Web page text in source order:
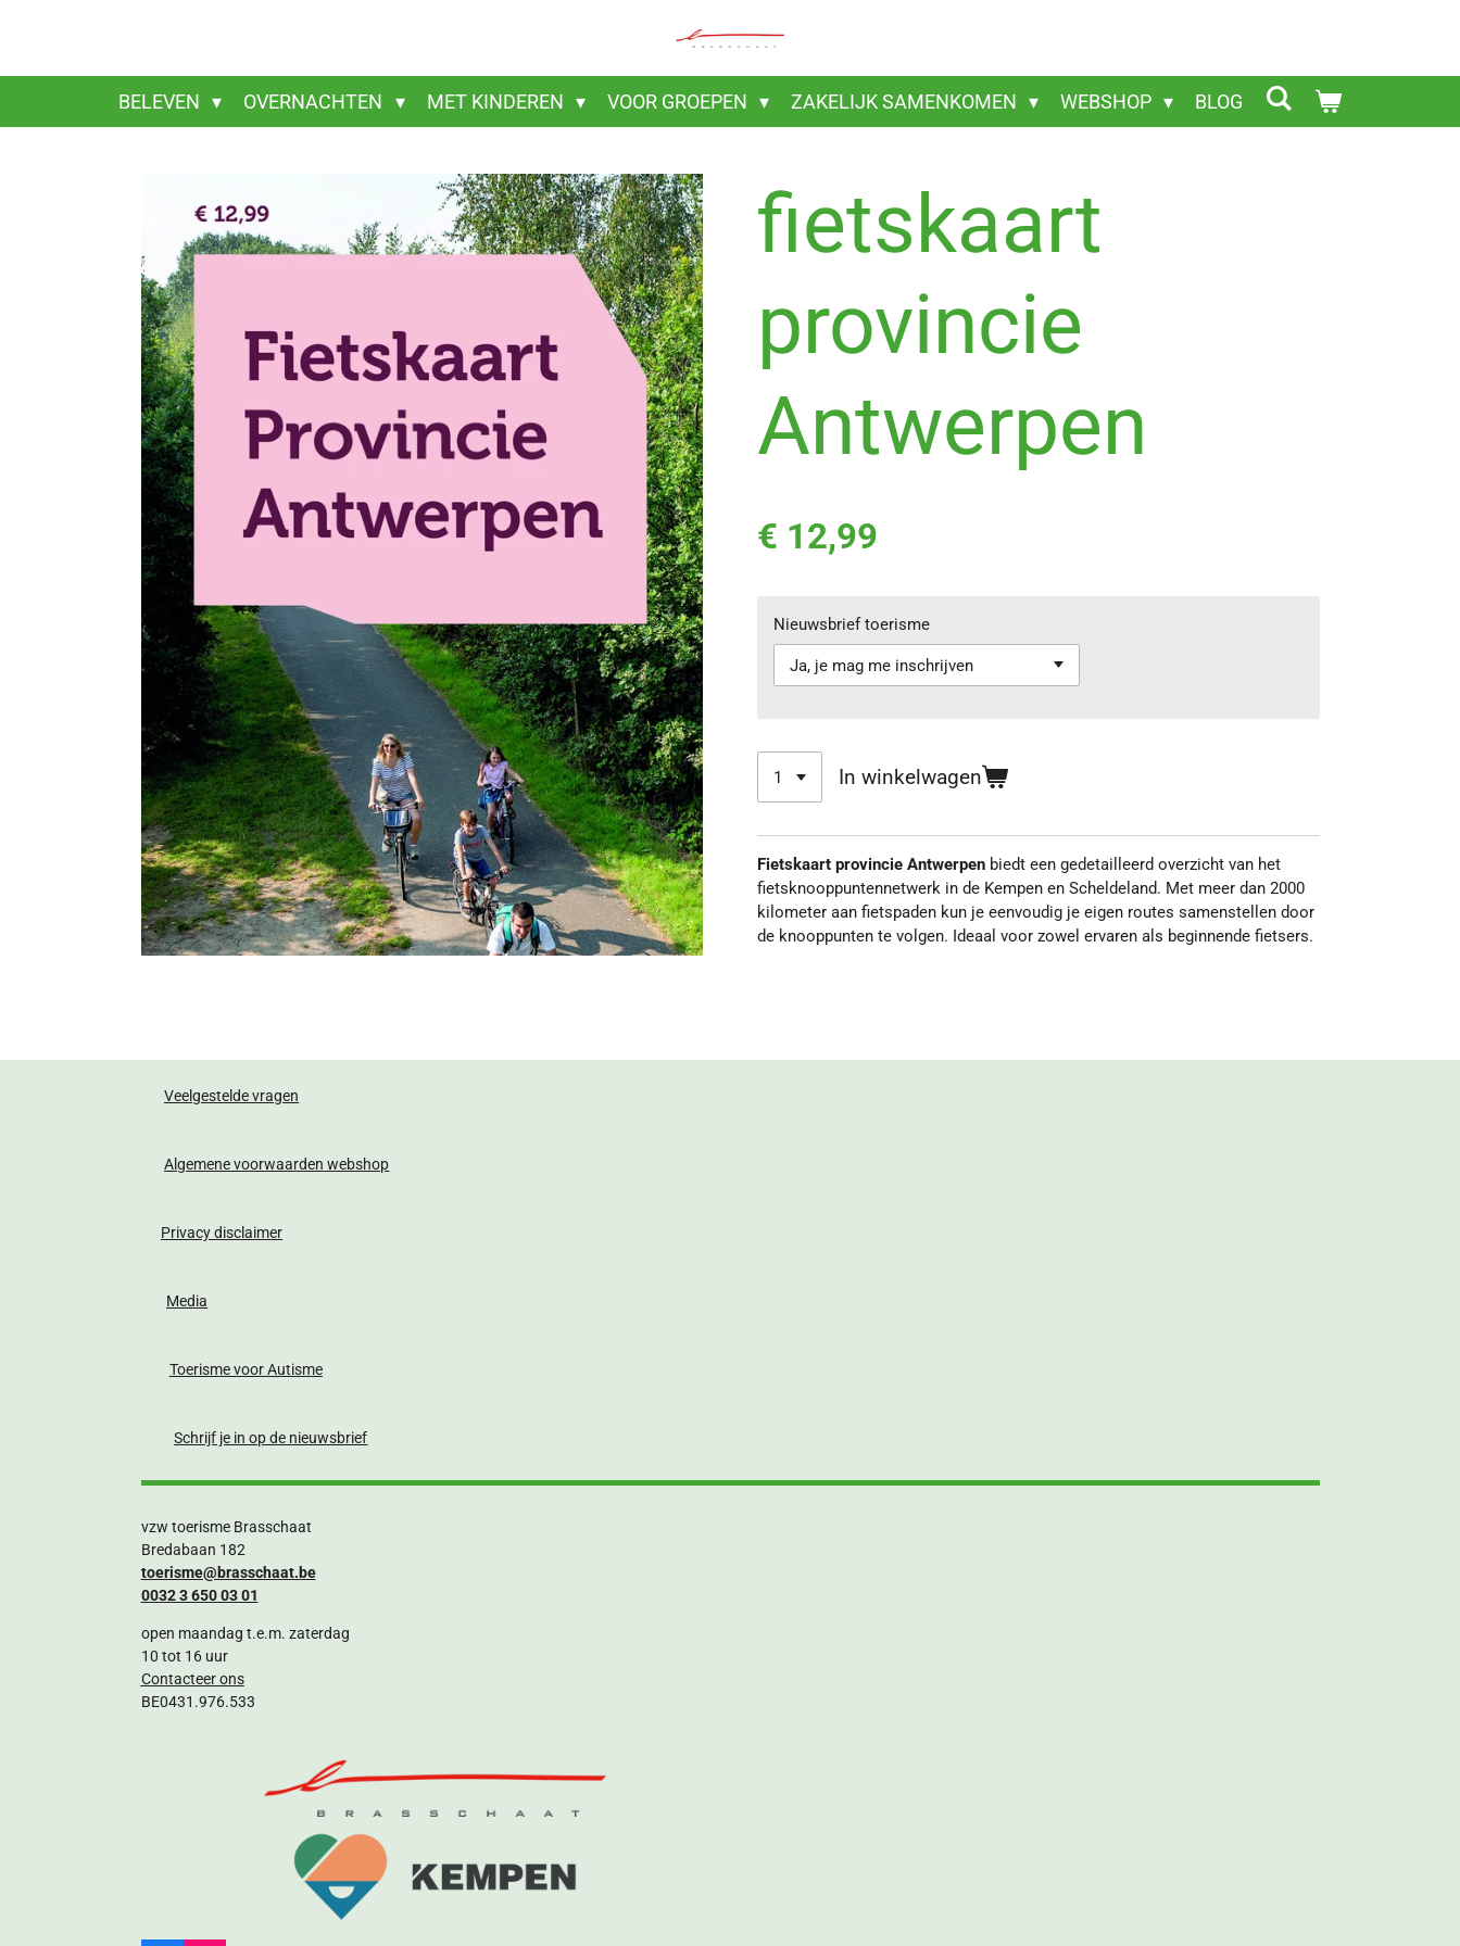
BELEVEN OVERNACHTEN MET KINDEREN VOOR GROEPEN ZAKELIJK SAMENKOMEN WEBSHOP BLOG
fietskaart
provincie
Antwerpen
€ 12,99
Nieuwsbrief toerisme
In winkelwagen
Fietskaart provincie Antwerpen biedt een gedetailleerd overzicht van het
fietsknooppuntennetwerk in de Kempen en Scheldeland. Met meer dan 2000
kilometer aan fietspaden kun je eenvoudig je eigen routes samenstellen door
de knooppunten te volgen. Ideaal voor zowel ervaren als beginnende fietsers.
Veelgestelde vragen
Algemene voorwaarden webshop
Privacy disclaimer
Media
Toerisme voor Autisme
Schrijf je in op de nieuwsbrief
vzw toerisme Brasschaat
Bredabaan 182
toerisme@brasschaat.be
0032 3 650 03 01
open maandag t.e.m. zaterdag
10 tot 16 uur
Contacteer ons
BE0431.976.533